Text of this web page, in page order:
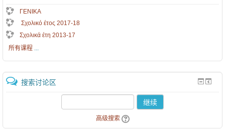
ΓΕΝΙΚΑ
Σχολικό έτος 2017-18
Σχολικά έτη 2013-17
所有课程
搜索讨论区
继续
高级搜索